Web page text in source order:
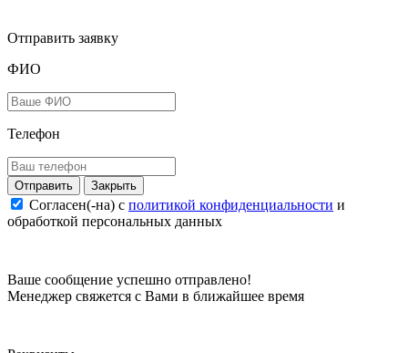
Отправить заявку
ФИО
Телефон
Закрыть
Согласен(-на) c политикой конфиденциальности и
обработкой персональных данных
Ваше сообщение успешно отправлено!
Менеджер свяжется с Вами в ближайшее время